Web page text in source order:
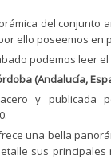
del conjunto
ello poseemos
podemos leer
(Andalucía,
y publicada
una bella
sus principales